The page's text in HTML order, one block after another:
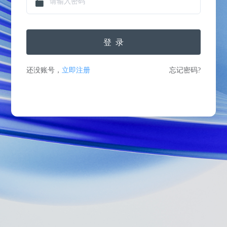
登录
还没账号， 立即注册 忘记密码?